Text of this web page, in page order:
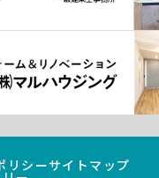
リシーサイトマップ